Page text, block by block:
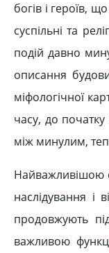
богів і героїв,
суспільні та
подій давно
описання
міфологічної
часу, до
між минулим,
Найважливішою
наслідування і
продовжують
важливою